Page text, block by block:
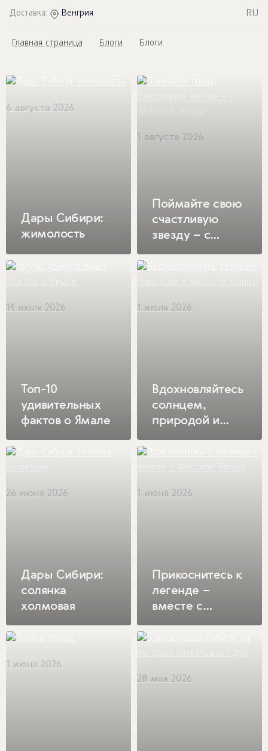
Доставка: Венгрия RU
Главная страница Блоги Блоги
Дары Сибири:
жимолость
6 августа 2026
Поймайте свою
счастливую
звезду – с
1 августа 2026
Топ-10
удивительных
фактов о Ямале
14 июля 2026
Вдохновляйтесь
солнцем,
природой и
1 июля 2026
Дары Сибири:
солянка
холмовая
26 июня 2026
Прикоснитесь к
легенде –
вместе с
1 июня 2026
1 июня 2026
28 мая 2026